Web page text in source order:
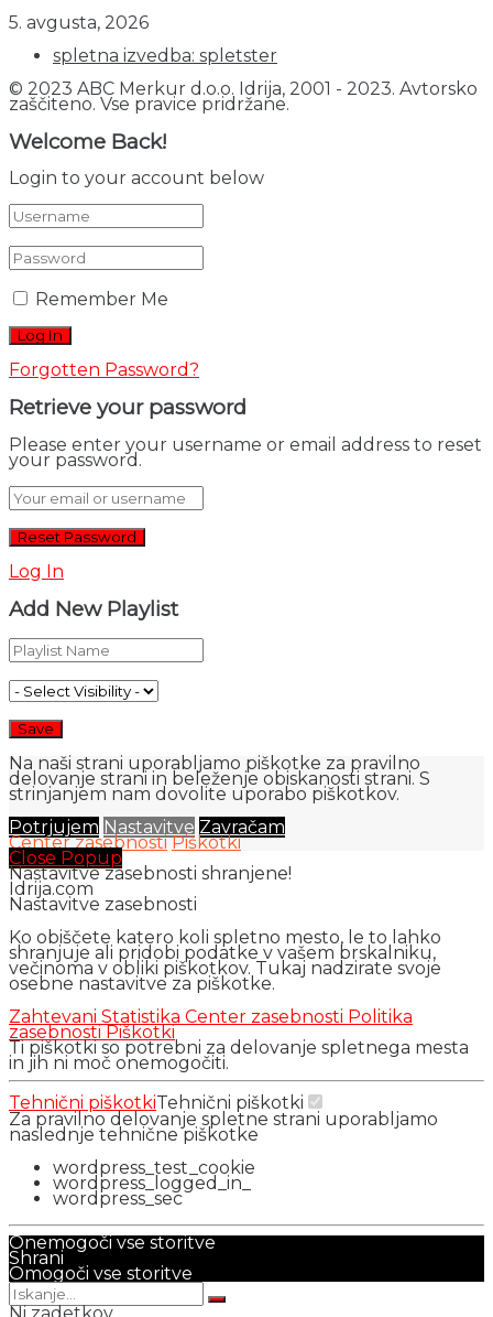
5. avgusta, 2026
spletna izvedba: spletster
© 2023 ABC Merkur d.o.o. Idrija, 2001 - 2023. Avtorsko
zaščiteno. Vse pravice pridržane.
Welcome Back!
Login to your account below
Remember Me
Forgotten Password?
Retrieve your password
Please enter your username or email address to reset
your password.
Log In
Add New Playlist
Na naši strani uporabljamo piškotke za pravilno
delovanje strani in beleženje obiskanosti strani. S
strinjanjem nam dovolite uporabo piškotkov.
Potrjujem Nastavitve Zavračam
Center zasebnosti Piškotki
Close Popup
Nastavitve zasebnosti shranjene!
Idrija.com
Nastavitve zasebnosti
Ko obiščete katero koli spletno mesto, le to lahko
shranjuje ali pridobi podatke v vašem brskalniku,
večinoma v obliki piškotkov. Tukaj nadzirate svoje
osebne nastavitve za piškotke.
Zahtevani Statistika Center zasebnosti Politika
zasebnosti Piškotki
Ti piškotki so potrebni za delovanje spletnega mesta
in jih ni moč onemogočiti.
Tehnični piškotkiTehnični piškotki
Za pravilno delovanje spletne strani uporabljamo
naslednje tehnične piškotke
wordpress_test_cookie
wordpress_logged_in_
wordpress_sec
Onemogoči vse storitve
Shrani
Omogoči vse storitve